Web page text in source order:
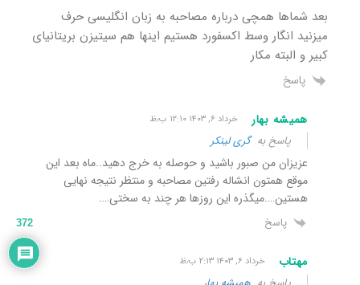
بعد شماها همچی درباره مصاحبه به زبان انگلیسی حرف
میزنید انگار وسط اکسفورد هستیم اینها هم سیتیزن بریتانیای
کبیر و البته مکار
پاسخ
همیشه بهار خرداد ۶, ۱۴۰۳ ۱۲:۱۰ ب٫ظ
پاسخ بهگری لینکر
عزیزان من صبور باشید و حوصله به خرج دهید..ماه بعد این
موقع همتون انشاله رفتین مصاحبه و منتظر نتیجه نهایی
هستین….میگذره این روزها هر چند به سختی….
پاسخ
مهتاب خرداد ۶, ۱۴۰۳ ۲:۱۳ ب٫ظ
372